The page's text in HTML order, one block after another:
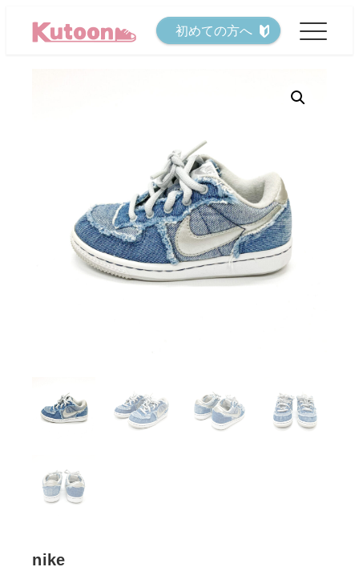
初めての方へ
nike